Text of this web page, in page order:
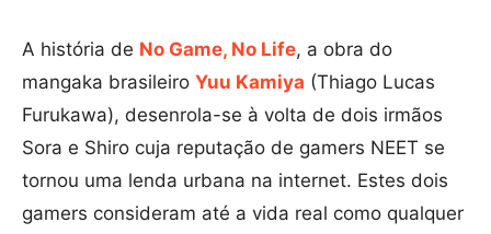
A história de No Game, No Life, a obra do
mangaka brasileiro Yuu Kamiya (Thiago Lucas
Furukawa), desenrola-se à volta de dois irmãos
Sora e Shiro cuja reputação de gamers NEET se
tornou uma lenda urbana na internet. Estes dois
gamers consideram até a vida real como qualquer